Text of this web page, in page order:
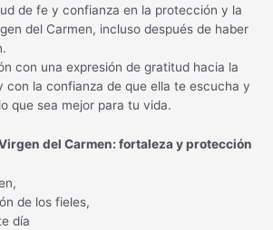
de fe y confianza en la protección y la
del Carmen, incluso después de haber
con una expresión de gratitud hacia la
con la confianza de que ella te escucha y
que sea mejor para tu vida.
del Carmen: fortaleza y protección
de los fieles,
día